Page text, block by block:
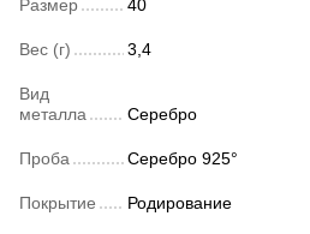
Размер 40
Вес (г) 3,4
Вид
металла
Серебро
Проба Серебро 925°
Покрытие Родирование